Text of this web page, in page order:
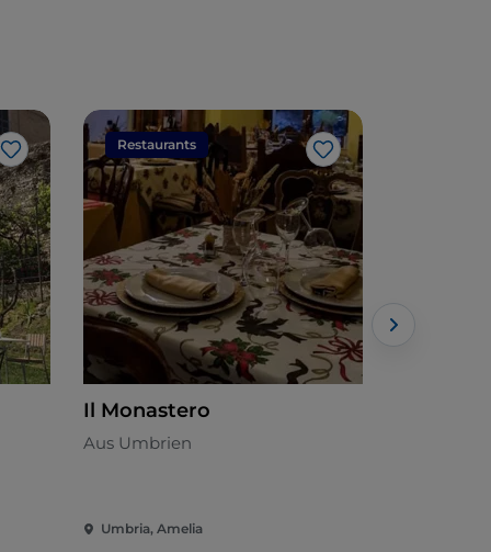
Like
Restaurants
Like
Il Monastero
Aus Umbrien
Umbria, Amelia